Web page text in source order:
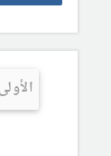
الأولى